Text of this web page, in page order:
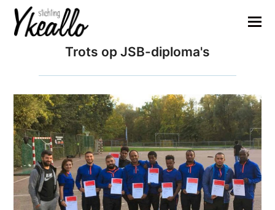
Trots op JSB-diploma's